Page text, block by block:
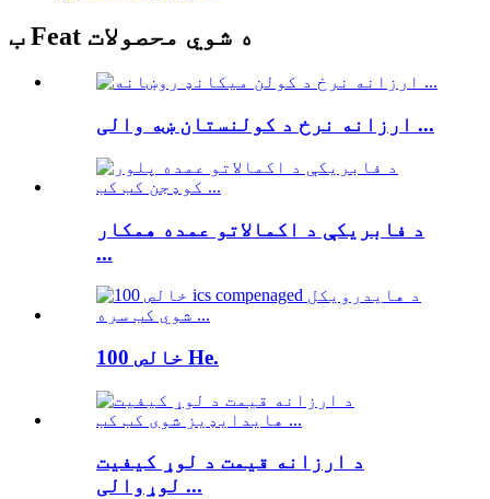
ب Feat ه شوي محصولات
ارزانه نرخ د کولنستان ښه والی ...
د فابریکې د اکمالاتو عمده همکار
...
خالص 100 He.
د ارزانه قیمت د لوړ کیفیت
لوړوالی ...